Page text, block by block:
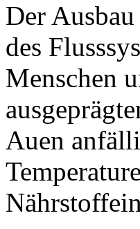
Der
des
Menschen
Auen